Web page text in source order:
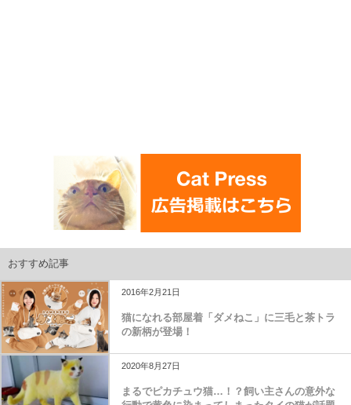
おすすめ記事
2016年2月21日
猫になれる部屋着「ダメねこ」に三毛と茶トラ
の新柄が登場！
2020年8月27日
まるでピカチュウ猫…！？飼い主さんの意外な